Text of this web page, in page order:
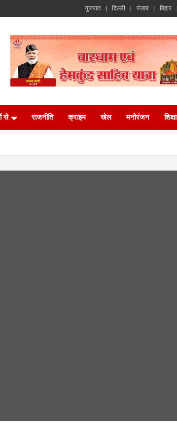
गुजरात दिल्ली पंजाब बिहार
से राजनीति क्राइम खेल मनोरंजन शिक्षा